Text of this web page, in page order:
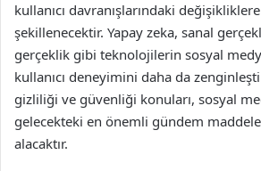
kullanıcı davranışlarındaki
şekillenecektir. Yapay zeka, sanal
gerçeklik gibi teknolojilerin sosyal
kullanıcı deneyimini daha da
gizliliği ve güvenliği konuları, sosyal
gelecekteki en önemli gündem
alacaktır.